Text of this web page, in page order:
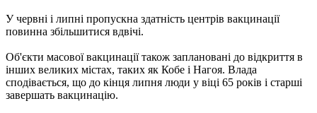
У червні і липні пропускна здатність центрів вакцинації
повинна збільшитися вдвічі.
Об'єкти масової вакцинації також заплановані до відкриття в
інших великих містах, таких як Кобе і Нагоя. Влада
сподівається, що до кінця липня люди у віці 65 років і старші
завершать вакцинацію.